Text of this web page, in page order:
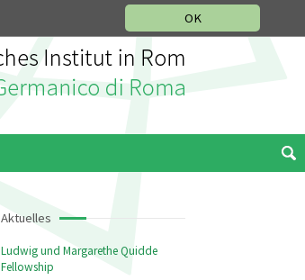
OK
Aktuelles
Ludwig und Margarethe Quidde
Fellowship